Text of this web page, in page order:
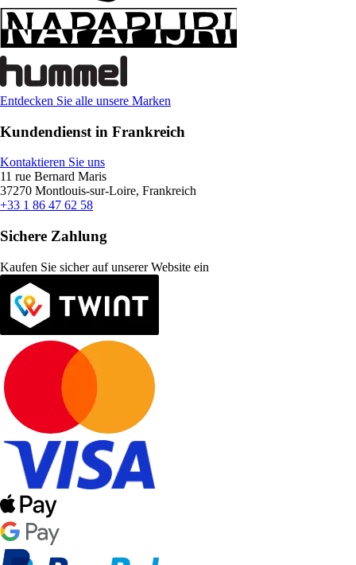
Entdecken Sie alle unsere Marken
Kundendienst in Frankreich
Kontaktieren Sie uns
11 rue Bernard Maris
37270 Montlouis-sur-Loire, Frankreich
+33 1 86 47 62 58
Sichere Zahlung
Kaufen Sie sicher auf unserer Website ein